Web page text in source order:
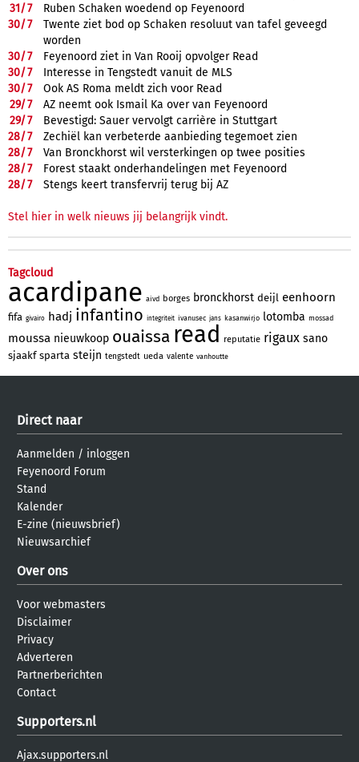
31/7
Ruben Schaken woedend op Feyenoord
30/7
Twente ziet bod op Schaken resoluut van tafel geveegd
worden
30/7
Feyenoord ziet in Van Rooij opvolger Read
30/7
Interesse in Tengstedt vanuit de MLS
30/7
Ook AS Roma meldt zich voor Read
29/7
AZ neemt ook Ismail Ka over van Feyenoord
29/7
Bevestigd: Sauer vervolgt carrière in Stuttgart
28/7
Zechiël kan verbeterde aanbieding tegemoet zien
28/7
Van Bronckhorst wil versterkingen op twee posities
28/7
Forest staakt onderhandelingen met Feyenoord
28/7 Stengs keert transfervrij terug bij AZ
Stel hier in welk nieuws jij belangrijk vindt.
Tagcloud
acardipane aivd borges bronckhorst deijl eenhoorn
fifa givairo hadj infantino integriteit ivanusec jans kasanwirjo lotomba mossad
moussa nieuwkoop ouaissa read reputatie rigaux sano
sjaakf sparta steijn tengstedt ueda valente vanhoutte
Direct naar
Aanmelden / inloggen
Feyenoord Forum
Stand
Kalender
E-zine (nieuwsbrief)
Nieuwsarchief
Over ons
Voor webmasters
Disclaimer
Privacy
Adverteren
Partnerberichten
Contact
Supporters.nl
Ajax.supporters.nl